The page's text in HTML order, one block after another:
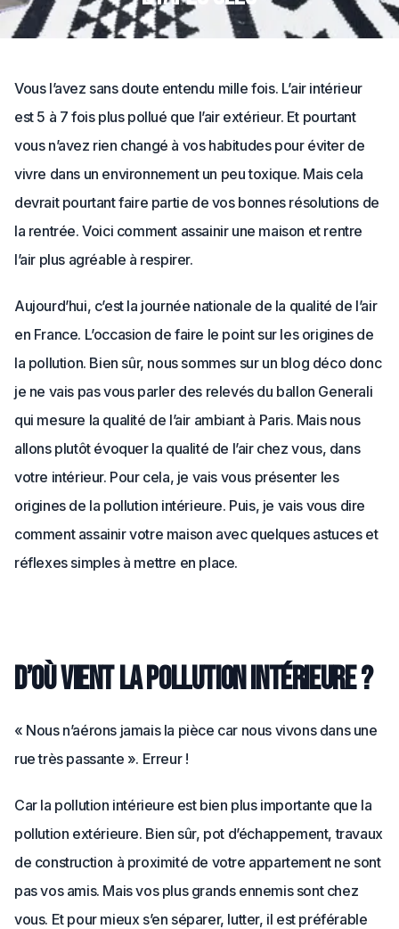
Vous l’avez sans doute entendu mille fois. L’air intérieur
est 5 à 7 fois plus pollué que l’air extérieur. Et pourtant
vous n’avez rien changé à vos habitudes pour éviter de
vivre dans un environnement un peu toxique. Mais cela
devrait pourtant faire partie de vos bonnes résolutions de
la rentrée. Voici comment assainir une maison et rentre
l’air plus agréable à respirer.
Aujourd’hui, c’est la journée nationale de la qualité de l’air
en France. L’occasion de faire le point sur les origines de
la pollution. Bien sûr, nous sommes sur un blog déco donc
je ne vais pas vous parler des relevés du ballon Generali
qui mesure la qualité de l’air ambiant à Paris. Mais nous
allons plutôt évoquer la qualité de l’air chez vous, dans
votre intérieur. Pour cela, je vais vous présenter les
origines de la pollution intérieure. Puis, je vais vous dire
comment assainir votre maison avec quelques astuces et
réflexes simples à mettre en place.
D’où vient la pollution intérieure ?
« Nous n’aérons jamais la pièce car nous vivons dans une
rue très passante ». Erreur !
Car la pollution intérieure est bien plus importante que la
pollution extérieure. Bien sûr, pot d’échappement, travaux
de construction à proximité de votre appartement ne sont
pas vos amis. Mais vos plus grands ennemis sont chez
vous. Et pour mieux s’en séparer, lutter, il est préférable